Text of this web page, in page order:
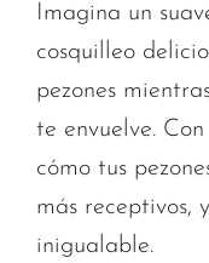
Imagina un
cosquilleo
pezones
te envuelve.
cómo tus
más receptivos,
inigualable.